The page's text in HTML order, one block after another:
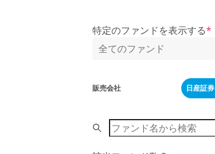
特定のファンドを表示する*
全てのファンド
販売会社 日産証券
Search